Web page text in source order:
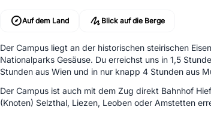
Auf dem Land Blick auf die Berge
Der Campus liegt an der historischen steirischen
Nationalparks Gesäuse. Du erreichst uns in 1,5
Stunden aus Wien und in nur knapp 4 Stunden aus
Der Campus ist auch mit dem Zug direkt Bahnhof
(Knoten) Selzthal, Liezen, Leoben oder Amstetten